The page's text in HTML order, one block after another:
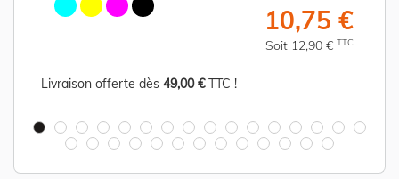
10,75 €
Soit 12,90 € TTC
Livraison offerte dès 49,00 €TTC !